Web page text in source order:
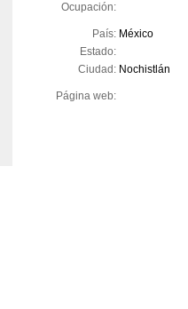
Ocupación:
País: México
Estado:
Ciudad: Nochistlán
Página web: